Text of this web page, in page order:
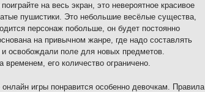
на весь экран, это невероятное красивое
пушистики. Это небольшие весёлые существа,
персонаж побольше, он будет постоянно
на привычном жанре, где надо составлять
освобождали поле для новых предметов.
его количество ограничено.
игры понравится особенно девочкам. Правила